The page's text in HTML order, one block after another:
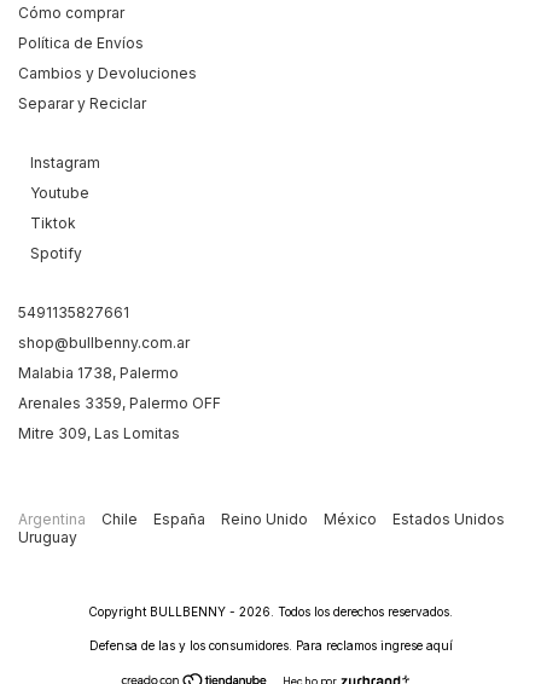
Cómo comprar
Política de Envíos
Cambios y Devoluciones
Separar y Reciclar
Instagram
Youtube
Tiktok
Spotify
5491135827661
shop@bullbenny.com.ar
Malabia 1738, Palermo
Arenales 3359, Palermo OFF
Mitre 309, Las Lomitas
Argentina Chile España Reino Unido México
Estados Unidos
Uruguay
Copyright BULLBENNY - 2026. Todos los derechos reservados.
Defensa de las y los consumidores. Para reclamos ingrese aquí
Hecho por